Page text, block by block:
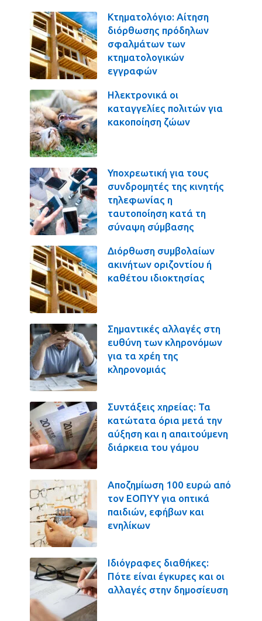
Κτηματολόγιο: Αίτηση
διόρθωσης πρόδηλων
σφαλμάτων των
κτηματολογικών
εγγραφών
Ηλεκτρονικά οι
καταγγελίες πολιτών για
κακοποίηση ζώων
Υποχρεωτική για τους
συνδρομητές της κινητής
τηλεφωνίας η
ταυτοποίηση κατά τη
σύναψη σύμβασης
Διόρθωση συμβολαίων
ακινήτων οριζοντίου ή
καθέτου ιδιοκτησίας
Σημαντικές αλλαγές στη
ευθύνη των κληρονόμων
για τα χρέη της
κληρονομιάς
Συντάξεις χηρείας: Τα
κατώτατα όρια μετά την
αύξηση και η απαιτούμενη
διάρκεια του γάμου
Αποζημίωση 100 ευρώ από
τον ΕΟΠΥΥ για οπτικά
παιδιών, εφήβων και
ενηλίκων
Ιδιόγραφες διαθήκες:
Πότε είναι έγκυρες και οι
αλλαγές στην δημοσίευση